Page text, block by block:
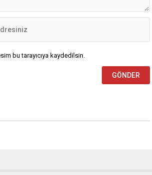
bu tarayıcıya kaydedilsin.